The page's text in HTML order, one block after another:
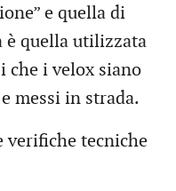
e quella di
è quella utilizzata
che i velox siano
messi in strada.
verifiche tecniche